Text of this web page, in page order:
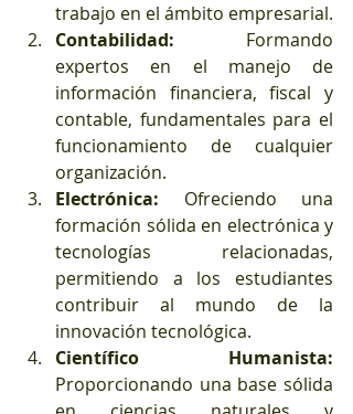
trabajo en el ámbito empresarial.
Contabilidad: Formando
expertos en el manejo de
información financiera, fiscal y
contable, fundamentales para el
funcionamiento de cualquier
organización.
Electrónica: Ofreciendo una
formación sólida en electrónica y
tecnologías relacionadas,
permitiendo a los estudiantes
contribuir al mundo de la
innovación tecnológica.
Científico Humanista:
Proporcionando una base sólida